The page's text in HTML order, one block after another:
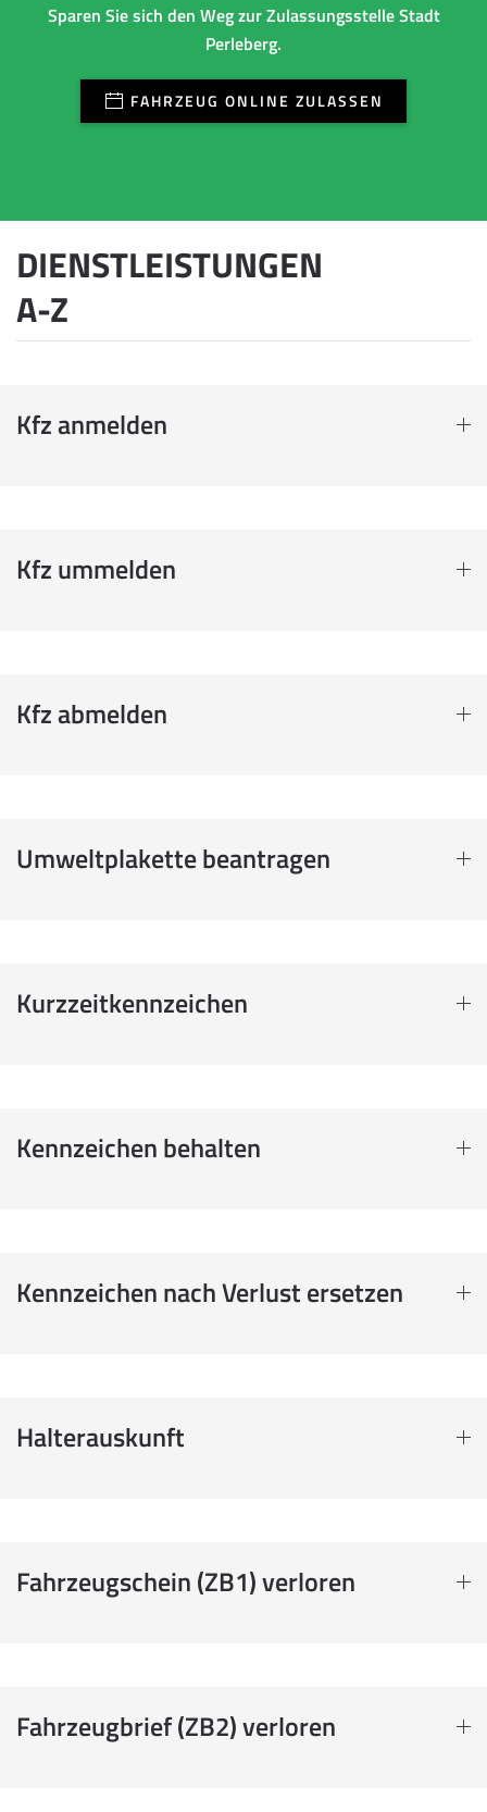
Sparen Sie sich den Weg zur Zulassungsstelle Stadt
Perleberg.
FAHRZEUG ONLINE ZULASSEN
DIENSTLEISTUNGEN
A-Z
Kfz anmelden
Kfz ummelden
Kfz abmelden
Umweltplakette beantragen
Kurzzeitkennzeichen
Kennzeichen behalten
Kennzeichen nach Verlust ersetzen
Halterauskunft
Fahrzeugschein (ZB1) verloren
Fahrzeugbrief (ZB2) verloren